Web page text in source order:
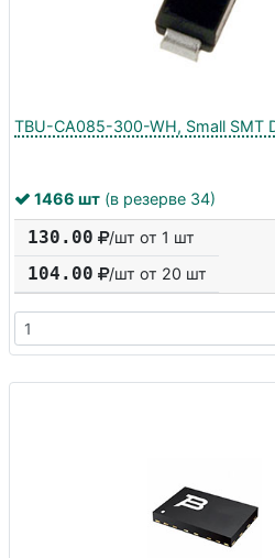
TBU-CA085-300-WH, Small SMT
1466 шт (в резерве 34)
130.00 /шт от 1 шт
104.00 /шт от 20 шт